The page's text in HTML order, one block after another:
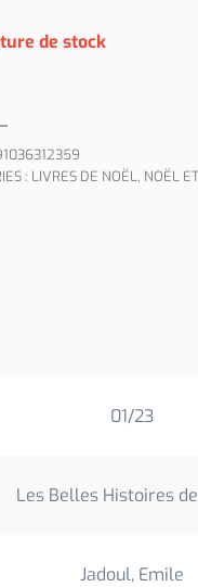
de stock
: LIVRES DE NOËL, NOËL
01/23
Les Belles Histoires
Jadoul, Emile